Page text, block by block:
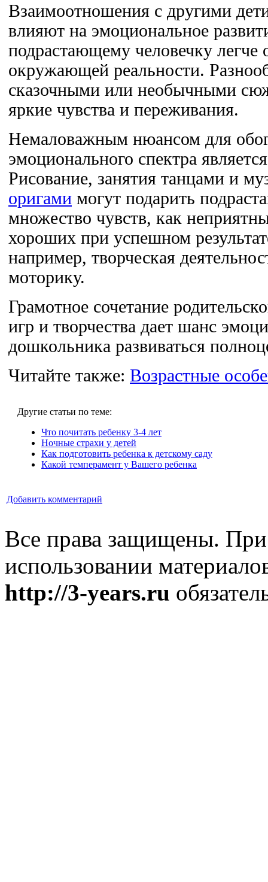
Взаимоотношения с другими
влияют на эмоциональное
подрастающему человечку легче
окружающей реальности.
сказочными или необычными
яркие чувства и переживания.
Немаловажным нюансом для
эмоционального спектра
Рисование, занятия танцами и
оригами могут подарить
множество чувств, как
хороших при успешном
например, творческая
моторику.
Грамотное сочетание
игр и творчества дает шанс
дошкольника развиваться
Читайте также: Возрастные
Другие статьи по теме:
Что почитать ребенку 3-4 лет
Ночные страхи у детей
Как подготовить ребенка к детскому саду
Какой темперамент у Вашего ребенка
Добавить комментарий
Все права защищены.
использовании
http://3-years.ru